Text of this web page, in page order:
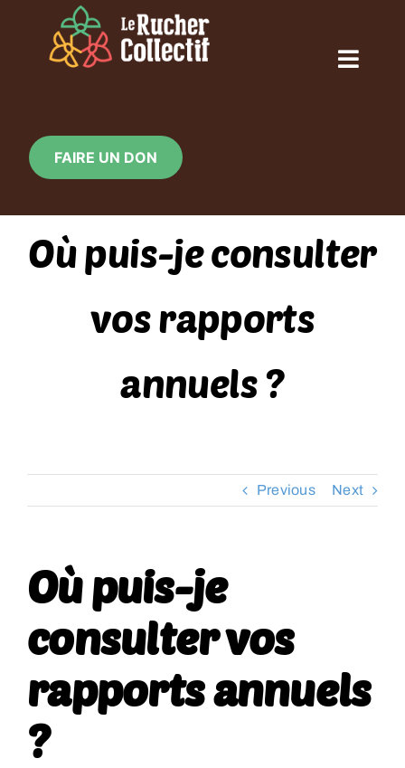
content
Toggle
ACCUEIL
NOS ACTIONS
CALENDRIER
LE RUCHER EN IMAGE
CONTACT
FAIRE UN DON
Où puis-je consulter
vos rapports
annuels ?
Previous Next
Où puis-je
consulter vos
rapports annuels
?